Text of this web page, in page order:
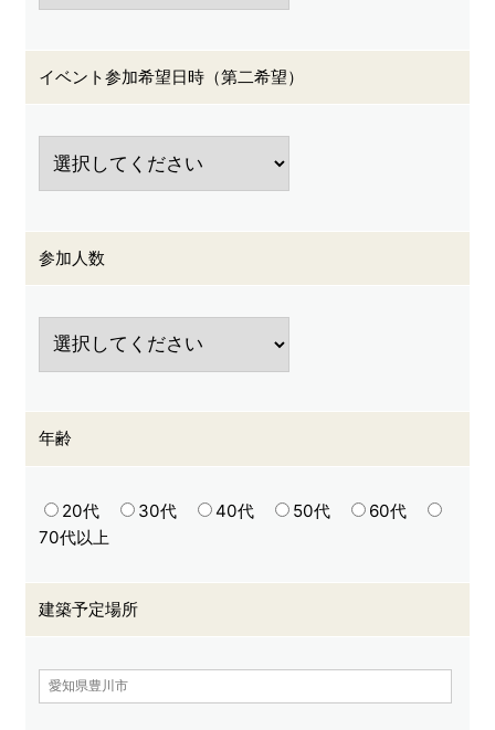
イベント参加希望日時（第二希望）
参加人数
年齢
20代 30代 40代 50代
60代
70代以上
建築予定場所